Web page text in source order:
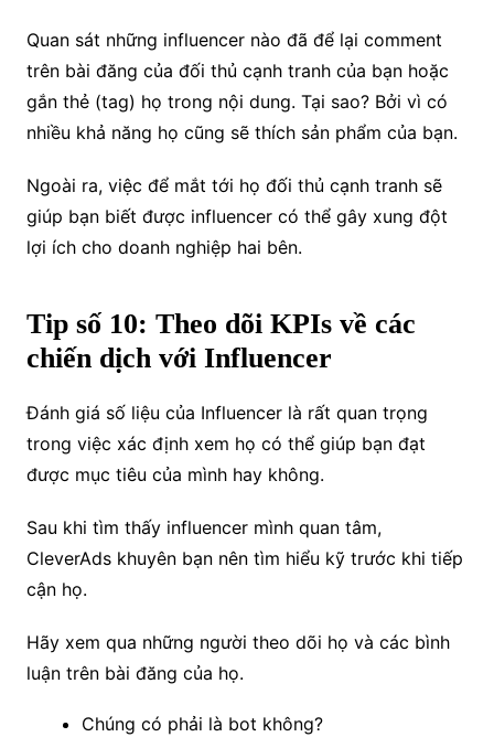
Quan sát những influencer nào đã để lại comment
trên bài đăng của đối thủ cạnh tranh của bạn hoặc
gắn thẻ (tag) họ trong nội dung. Tại sao? Bởi vì có
nhiều khả năng họ cũng sẽ thích sản phẩm của bạn.
Ngoài ra, việc để mắt tới họ đối thủ cạnh tranh sẽ
giúp bạn biết được influencer có thể gây xung đột
lợi ích cho doanh nghiệp hai bên.
Tip số 10: Theo dõi KPIs về các
chiến dịch với Influencer
Đánh giá số liệu của Influencer là rất quan trọng
trong việc xác định xem họ có thể giúp bạn đạt
được mục tiêu của mình hay không.
Sau khi tìm thấy influencer mình quan tâm,
CleverAds khuyên bạn nên tìm hiểu kỹ trước khi tiếp
cận họ.
Hãy xem qua những người theo dõi họ và các bình
luận trên bài đăng của họ.
Chúng có phải là bot không?